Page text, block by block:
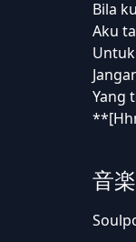
Bila
Aku
Yang
音